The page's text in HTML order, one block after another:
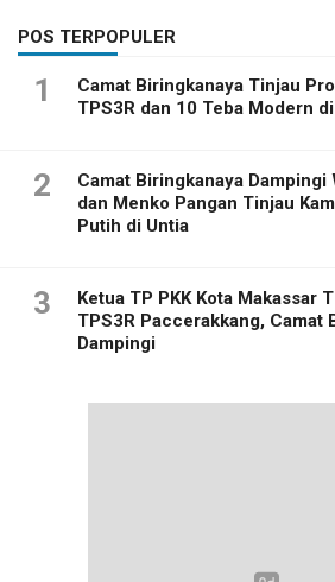
POS TERPOPULER
1
Camat Biringkanaya Tinjau
TPS3R dan 10 Teba Modern
2
Camat Biringkanaya Dampingi
dan Menko Pangan Tinjau
Putih di Untia
3
Ketua TP PKK Kota Makassar
TPS3R Paccerakkang, Camat
Dampingi